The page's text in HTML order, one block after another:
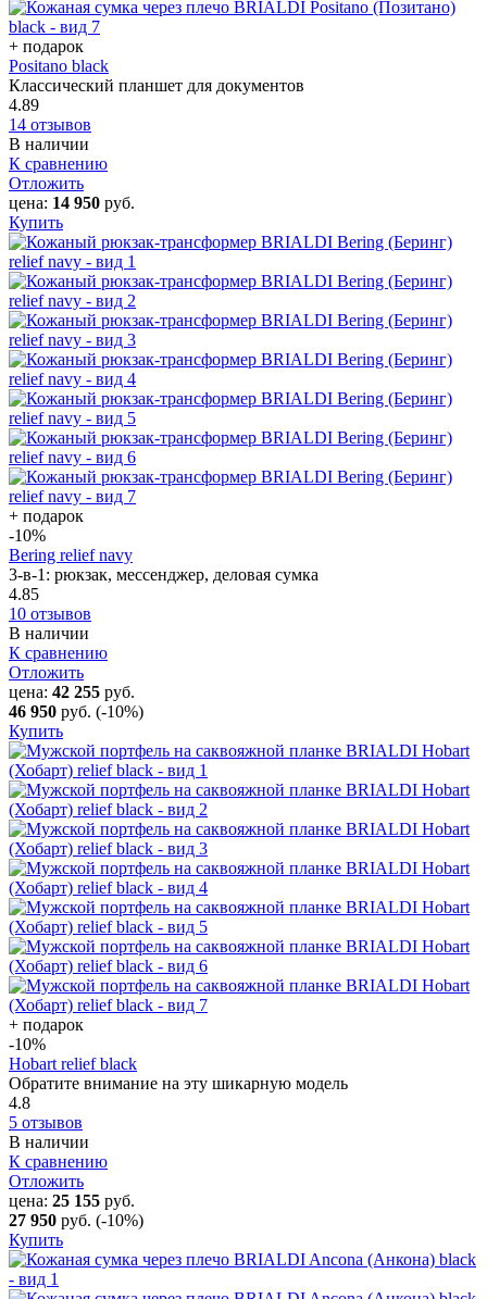
+ подарок
Positano black
Классический планшет для документов
4.89
14 отзывов
В наличии
К сравнению
Отложить
цена: 14 950 руб.
Купить
+ подарок
-10%
Bering relief navy
3-в-1: рюкзак, мессенджер, деловая сумка
4.85
10 отзывов
В наличии
К сравнению
Отложить
цена: 42 255 руб.
46 950 руб. (-10%)
Купить
+ подарок
-10%
Hobart relief black
Обратите внимание на эту шикарную модель
4.8
5 отзывов
В наличии
К сравнению
Отложить
цена: 25 155 руб.
27 950 руб. (-10%)
Купить